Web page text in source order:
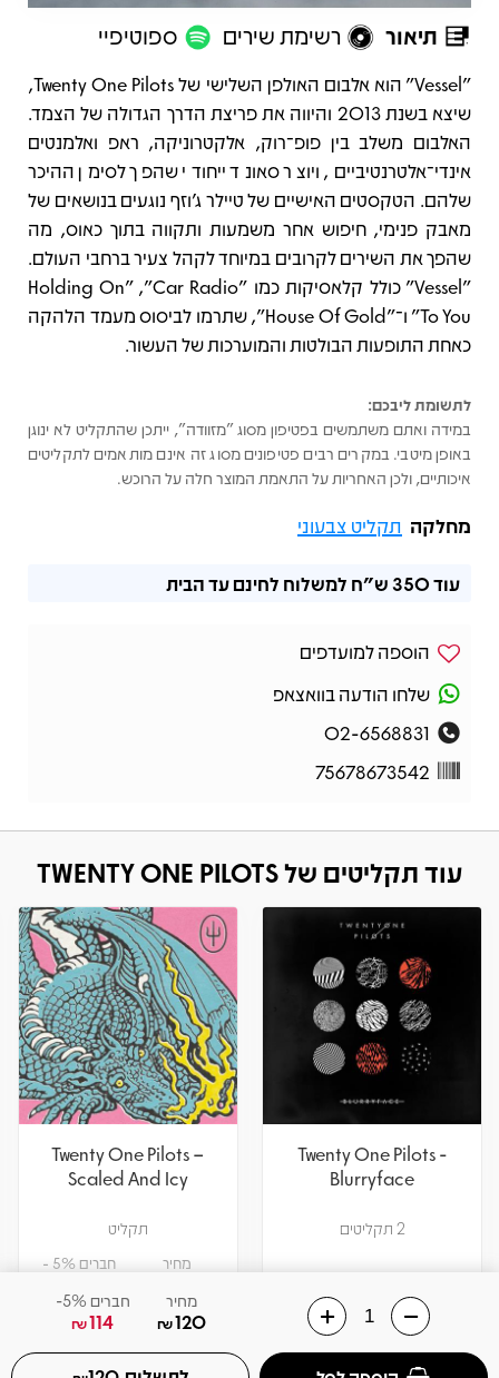
תיאור רשימת שירים ספוטיפיי
תיאור
"‏Vessel" הוא אלבום האולפן השלישי של Twenty One Pilots,
שיצא בשנת 2013 והיווה את פריצת הדרך הגדולה של הצמד.
האלבום משלב בין פופ־רוק, אלקטרוניקה, ראפ ואלמנטים
אינדי־אלטרנטיביים, ויוצר סאונד ייחודי שהפך לסימן ההיכר
שלהם. הטקסטים האישיים של טיילר ג’וזף נוגעים בנושאים של
מאבק פנימי, חיפוש אחר משמעות ותקווה בתוך כאוס, מה
שהפך את השירים לקרובים במיוחד לקהל צעיר ברחבי העולם.
"‏Vessel" כולל קלאסיקות כמו "Car Radio", ‏"Holding On
To You" ו־"House Of Gold", שתרמו לביסוס מעמד הלהקה
כאחת התופעות הבולטות והמוערכות של העשור.
לתשומת ליבכם:
במידה ואתם משתמשים בפטיפון מסוג "מזוודה", ייתכן שהתקליט לא ינוגן
באופן מיטבי. במקרים רבים פטיפונים מסוג זה אינם מותאמים לתקליטים
איכותיים, ולכן האחריות על התאמת המוצר חלה על הרוכש.
מחלקה תקליט צבעוני
מחיר
120
₪
חברים 5%-
114
₪
עוד350 ש"ח למשלוח לחינם עד הבית
הוספה למועדפים
שלחו הודעה בוואצאפ
02-6568831
75678673542
עוד תקליטים של TWENTY ONE PILOTS
Twenty One Pilots -
Blurryface
2 תקליטים
צפיה במוצר
אזל! עדכנו כשחוזר
Twenty One Pilots –
Scaled And Icy
תקליט
מחיר חברים 5% -
הוספה לסל